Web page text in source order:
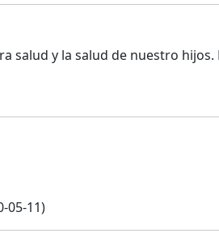
salud y la salud de nuestro
05-11)